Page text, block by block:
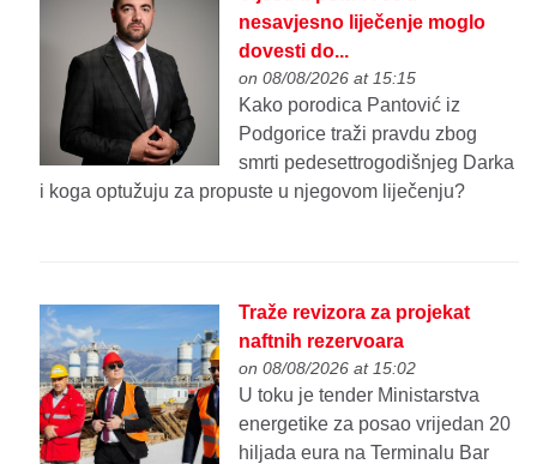
nesavjesno liječenje moglo
dovesti do...
on 08/08/2026 at 15:15
Kako porodica Pantović iz
Podgorice traži pravdu zbog
smrti pedesettrogodišnjeg Darka
i koga optužuju za propuste u njegovom liječenju?
Traže revizora za projekat
naftnih rezervoara
on 08/08/2026 at 15:02
U toku je tender Ministarstva
energetike za posao vrijedan 20
hiljada eura na Terminalu Bar